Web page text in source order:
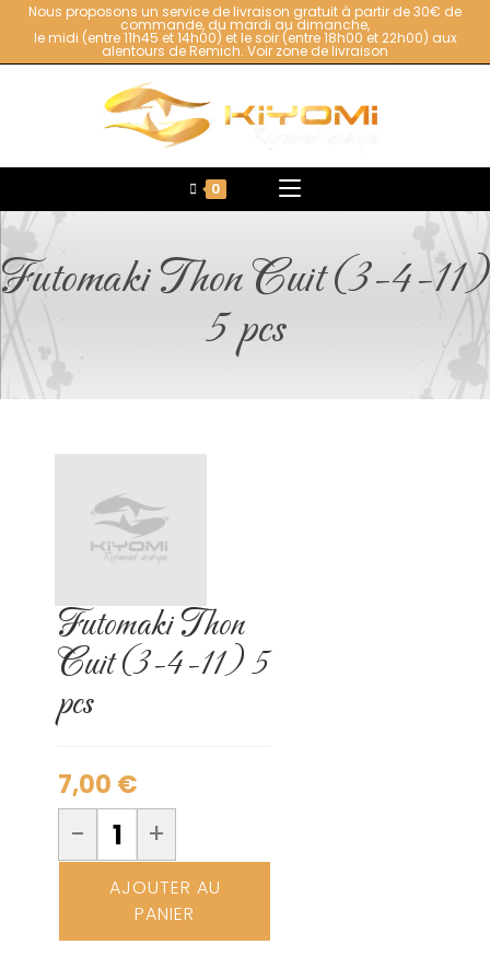
Nous proposons un service de livraison gratuit à partir de 30€ de
commande, du mardi au dimanche,
le midi (entre 11h45 et 14h00) et le soir (entre 18h00 et 22h00) aux
alentours de Remich. Voir zone de livraison
0
Futomaki Thon Cuit (3-4-11)
5 pcs
Futomaki Thon
Cuit (3-4-11) 5
pcs
7,00 €
- +
AJOUTER AU
PANIER